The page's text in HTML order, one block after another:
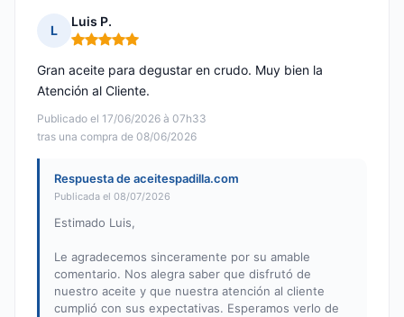
L
Luis P.
Nota: 5 de 5
Publicado el 17/06/2026 à 07h33
tras una compra de 08/06/2026
Gran aceite para degustar en crudo. Muy bien la
Atención al Cliente.
Respuesta de aceitespadilla.com
Publicada el 08/07/2026
Estimado Luis,
Le agradecemos sinceramente por su amable
comentario. Nos alegra saber que disfrutó de
nuestro aceite y que nuestra atención al cliente
cumplió con sus expectativas. Esperamos verlo de